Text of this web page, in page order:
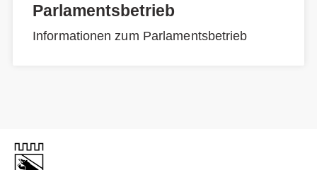
Parlamentsbetrieb
Informationen zum Parlamentsbetrieb